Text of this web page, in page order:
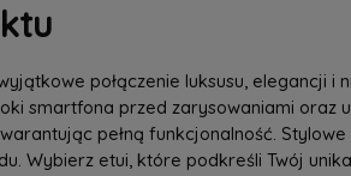
połączenie luksusu, elegancji
smartfona przed zarysowaniami oraz
pełną funkcjonalność.
Wybierz etui, które podkreśli Twój